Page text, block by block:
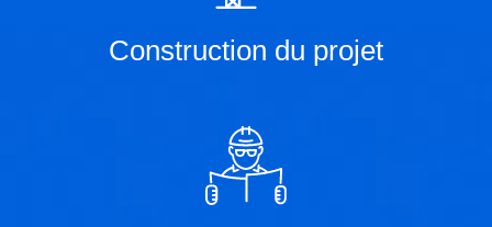
Construction du projet